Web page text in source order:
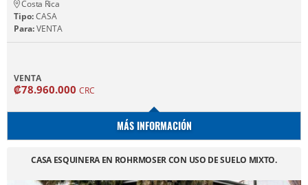
Costa Rica
Tipo:CASA
Para:VENTA
VENTA
₡78.960.000 CRC
MÁS INFORMACIÓN
CASA ESQUINERA EN ROHRMOSER CON USO DE SUELO MIXTO.